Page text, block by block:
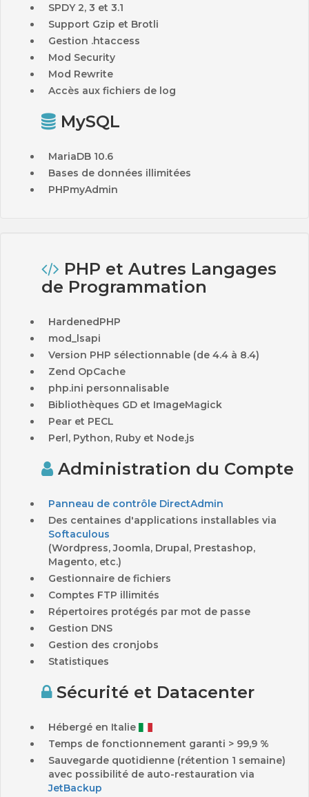
SPDY 2, 3 et 3.1
Support Gzip et Brotli
Gestion .htaccess
Mod Security
Mod Rewrite
Accès aux fichiers de log
MySQL
MariaDB 10.6
Bases de données illimitées
PHPmyAdmin
PHP et Autres Langages
de Programmation
HardenedPHP
mod_lsapi
Version PHP sélectionnable (de 4.4 à 8.4)
Zend OpCache
php.ini personnalisable
Bibliothèques GD et ImageMagick
Pear et PECL
Perl, Python, Ruby et Node.js
Administration du Compte
Panneau de contrôle DirectAdmin
Des centaines d'applications installables via
Softaculous
(Wordpress, Joomla, Drupal, Prestashop,
Magento, etc.)
Gestionnaire de fichiers
Comptes FTP illimités
Répertoires protégés par mot de passe
Gestion DNS
Gestion des cronjobs
Statistiques
Sécurité et Datacenter
Hébergé en Italie
Temps de fonctionnement garanti > 99,9 %
Sauvegarde quotidienne (rétention 1 semaine)
avec possibilité de auto-restauration via
JetBackup